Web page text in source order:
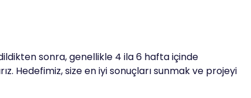
sonra, genellikle 4 ila 6 hafta içinde
Hedefimiz, size en iyi sonuçları sunmak ve projeyi